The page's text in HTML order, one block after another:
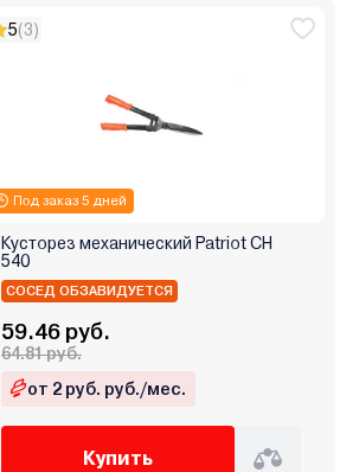
Под заказ 5 дней
5(3)
Кусторез механический Patriot CH
540
СОСЕД ОБЗАВИДУЕТСЯ
59.46 руб.
64.81 руб.
от 2 руб. руб./мес.
Купить